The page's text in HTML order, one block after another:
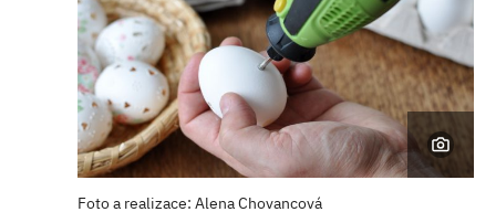
Foto a realizace: Alena Chovancová